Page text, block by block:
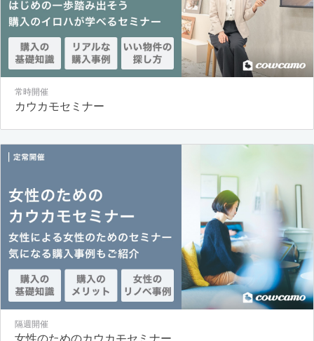
常時開催
カウカモセミナー
隔週開催
女性のためのカウカモセミナー